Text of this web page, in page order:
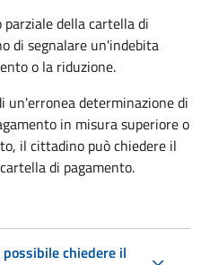
della cartella di
di segnalare un'indebita
o la riduzione.
un'erronea determinazione di
in misura superiore o
il cittadino può chiedere il
di pagamento.
chiedere il